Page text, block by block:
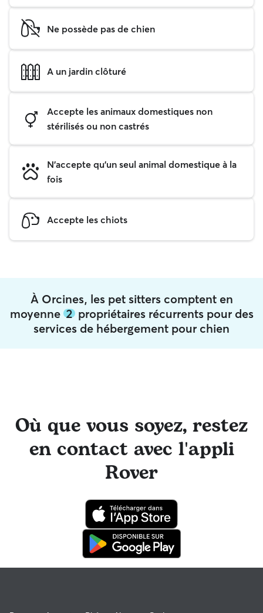
Ne possède pas de chien
A un jardin clôturé
Accepte les animaux domestiques non
stérilisés ou non castrés
N'accepte qu'un seul animal domestique à la
fois
Accepte les chiots
À Orcines, les pet sitters comptent en
moyenne 2propriétaires récurrents pour des
services de hébergement pour chien
Où que vous soyez, restez
en contact avec l'appli
Rover